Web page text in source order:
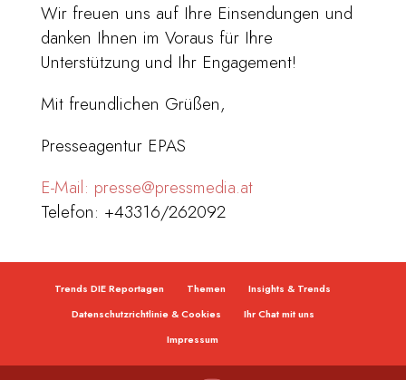
Wir freuen uns auf Ihre Einsendungen und
danken Ihnen im Voraus für Ihre
Unterstützung und Ihr Engagement!
Mit freundlichen Grüßen,
Presseagentur EPAS
E-Mail: presse@pressmedia.at
Telefon: +43316/262092
Trends DIE Reportagen Themen
Insights & Trends
Datenschutzrichtlinie & Cookies
Ihr Chat mit uns
Impressum